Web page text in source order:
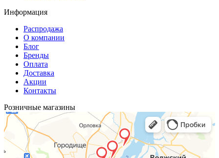
Информация
Распродажа
О компании
Блог
Бренды
Оплата
Доставка
Акции
Контакты
Розничные магазины